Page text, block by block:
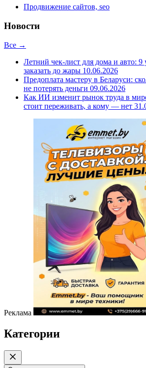
Продвижение сайтов, seo
Новости
Все →
Летний чек-лист для дома и авто: 9
заказать до жары 10.06.2026
Предоплата мастеру в Беларуси:
не потерять деньги 09.06.2026
Как ИИ изменит рынок труда в
стоит переживать, а кому — нет
Реклама
Категории